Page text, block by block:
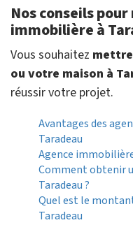
Nos conseils
immobilière à
Vous souhaitez
ou votre maison à
réussir votre projet.
Avantages des
Taradeau
Agence
Comment obtenir
Taradeau ?
Quel est le
Taradeau